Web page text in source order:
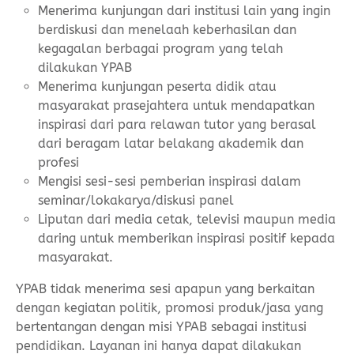
Menerima kunjungan dari institusi lain yang ingin
berdiskusi dan menelaah keberhasilan dan
kegagalan berbagai program yang telah
dilakukan YPAB
Menerima kunjungan peserta didik atau
masyarakat prasejahtera untuk mendapatkan
inspirasi dari para relawan tutor yang berasal
dari beragam latar belakang akademik dan
profesi
Mengisi sesi-sesi pemberian inspirasi dalam
seminar/lokakarya/diskusi panel
Liputan dari media cetak, televisi maupun media
daring untuk memberikan inspirasi positif kepada
masyarakat.
YPAB tidak menerima sesi apapun yang berkaitan
dengan kegiatan politik, promosi produk/jasa yang
bertentangan dengan misi YPAB sebagai institusi
pendidikan. Layanan ini hanya dapat dilakukan